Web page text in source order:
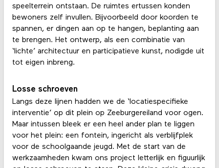
speelterrein ontstaan. De ruimtes ertussen konden
bewoners zelf invullen. Bijvoorbeeld door koorden te
spannen, er dingen aan op te hangen, beplanting aan
te brengen. Het ontwerp, als een combinatie van
‘lichte’ architectuur en participatieve kunst, nodigde uit
tot eigen inbreng.
Losse schroeven
Langs deze lijnen hadden we de ‘locatiespecifieke
interventie’ op dit plein op Zeeburgereiland voor ogen.
Maar intussen bleek er een heel ander plan te liggen
voor het plein: een fontein, ingericht als verblijfplek
voor de schoolgaande jeugd. Met de start van de
werkzaamheden kwam ons project letterlijk en figuurlijk